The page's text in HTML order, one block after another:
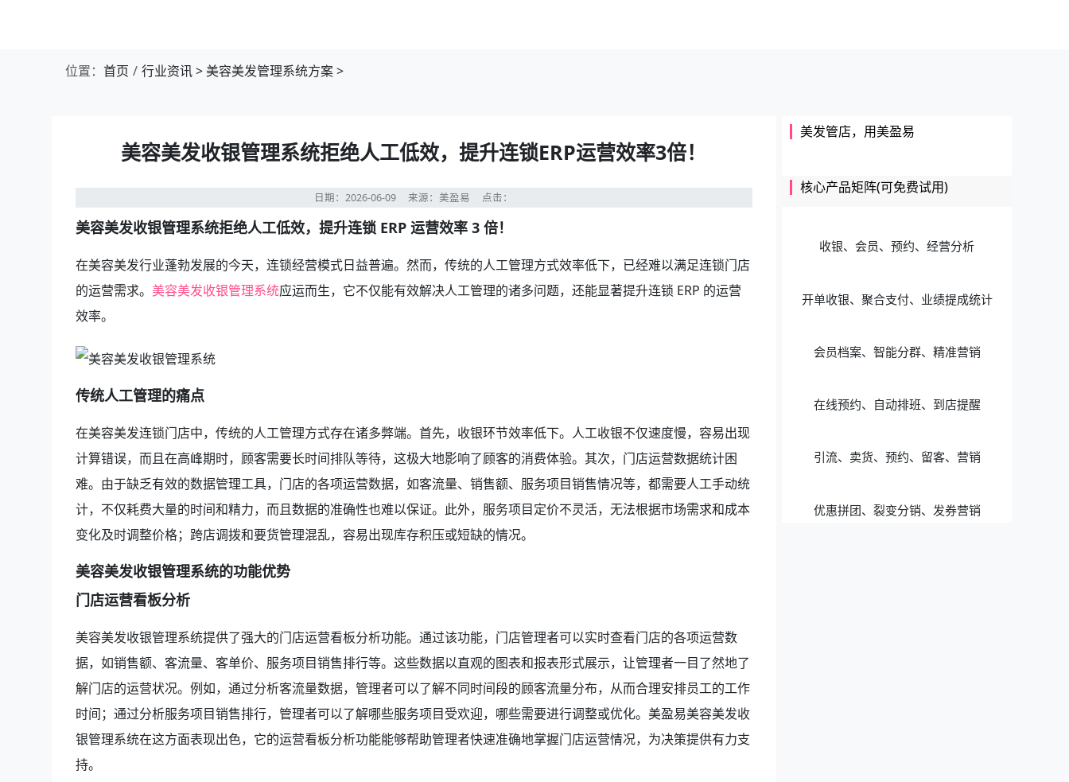
位置： 首页 行业资讯>美容美发管理系统方案>
美容美发收银管理系统拒绝人工低效，提升连锁ERP运营效率3倍！
日期：2026-06-09来源：美盈易 点击：
美容美发收银管理系统拒绝人工低效，提升连锁 ERP 运营效率 3 倍！
在美容美发行业蓬勃发展的今天，连锁经营模式日益普遍。然而，传统的人工管理方式效率低下，已经难以满足连锁门店
的运营需求。 美容美发收银管理系统应运而生，它不仅能有效解决人工管理的诸多问题，还能显著提升连锁 ERP 的运营
效率。
传统人工管理的痛点
在美容美发连锁门店中，传统的人工管理方式存在诸多弊端。首先，收银环节效率低下。人工收银不仅速度慢，容易出现
计算错误，而且在高峰期时，顾客需要长时间排队等待，这极大地影响了顾客的消费体验。其次，门店运营数据统计困
难。由于缺乏有效的数据管理工具，门店的各项运营数据，如客流量、销售额、服务项目销售情况等，都需要人工手动统
计，不仅耗费大量的时间和精力，而且数据的准确性也难以保证。此外，服务项目定价不灵活，无法根据市场需求和成本
变化及时调整价格；跨店调拨和要货管理混乱，容易出现库存积压或短缺的情况。
美容美发收银管理系统的功能优势
门店运营看板分析
美容美发收银管理系统提供了强大的门店运营看板分析功能。通过该功能，门店管理者可以实时查看门店的各项运营数
据，如销售额、客流量、客单价、服务项目销售排行等。这些数据以直观的图表和报表形式展示，让管理者一目了然地了
解门店的运营状况。例如，通过分析客流量数据，管理者可以了解不同时间段的顾客流量分布，从而合理安排员工的工作
时间；通过分析服务项目销售排行，管理者可以了解哪些服务项目受欢迎，哪些需要进行调整或优化。美盈易美容美发收
银管理系统在这方面表现出色，它的运营看板分析功能能够帮助管理者快速准确地掌握门店运营情况，为决策提供有力支
持。
美发管店，用美盈易
核心产品矩阵(可免费试用)
收银、会员、预约、经营分析
开单收银、聚合支付、业绩提成统计
会员档案、智能分群、精准营销
在线预约、自动排班、到店提醒
引流、卖货、预约、留客、营销
优惠拼团、裂变分销、发券营销